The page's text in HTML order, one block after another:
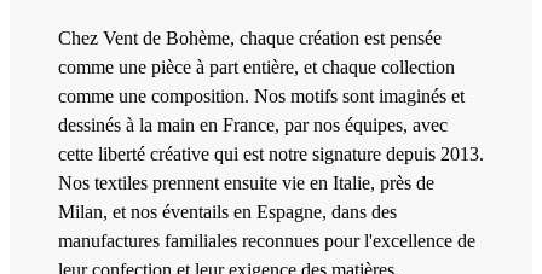
Chez Vent de Bohème, chaque création est pensée
comme une pièce à part entière, et chaque collection
comme une composition. Nos motifs sont imaginés et
dessinés à la main en France, par nos équipes, avec
cette liberté créative qui est notre signature depuis 2013.
Nos textiles prennent ensuite vie en Italie, près de
Milan, et nos éventails en Espagne, dans des
manufactures familiales reconnues pour l'excellence de